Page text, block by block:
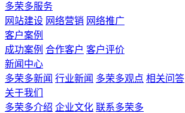
多荣多服务
网站建设 网络营销 网络推广
客户案例
成功案例 合作客户 客户评价
新闻中心
多荣多新闻 行业新闻 多荣多观点 相关问答
关于我们
多荣多介绍 企业文化 联系多荣多